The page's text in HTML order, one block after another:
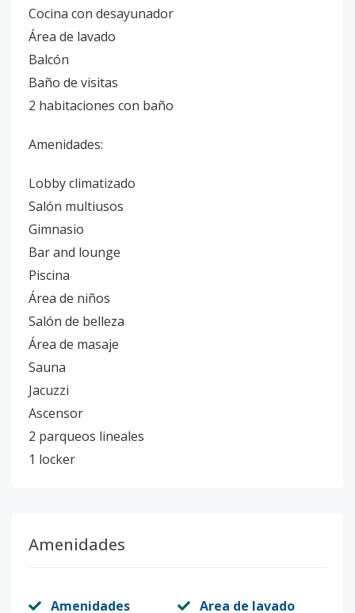
Cocina con desayunador
Área de lavado
Balcón
Baño de visitas
2 habitaciones con baño
Amenidades:
Lobby climatizado
Salón multiusos
Gimnasio
Bar and lounge
Piscina
Área de niños
Salón de belleza
Área de masaje
Sauna
Jacuzzi
Ascensor
2 parqueos lineales
1 locker
Amenidades
Amenidades Area de lavado